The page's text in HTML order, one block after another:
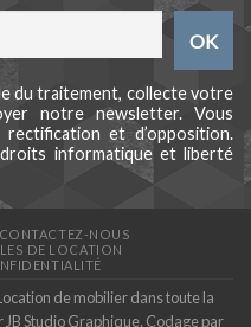
du traitement, collecte votre
notre newsletter. Vous
rectification et d’opposition.
informatique et liberté
CONTACTEZ-NOUS
DE LOCATION
de mobilier dans toute la
JB Studio Graphique. Codage par